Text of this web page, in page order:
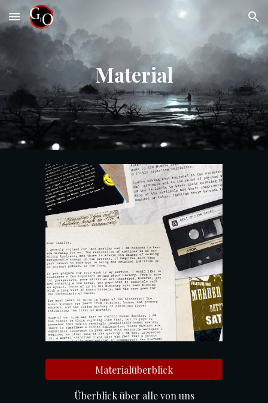
Skip to main content Skip to navigation
Material
Materialüberblick
Überblick über alle von uns